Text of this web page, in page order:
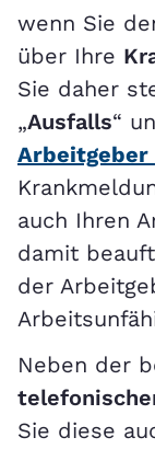
wenn Sie
über Ihre
Sie daher
„Ausfalls“
Arbeitgeber
auch Ihren
damit
der
Neben der
Sie diese